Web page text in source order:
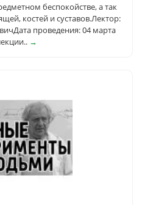
беспокойстве, а так
костей и суставов.Лектор:
проведения: 04 марта
→